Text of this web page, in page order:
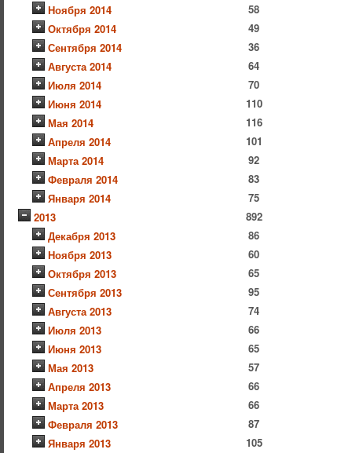
Ноября 2014
58
Октября 2014
49
Сентября 2014
36
Августа 2014
64
Июля 2014
70
Июня 2014
110
Мая 2014
116
Апреля 2014
101
Марта 2014
92
Февраля 2014
83
Января 2014
75
2013
892
Декабря 2013
86
Ноября 2013
60
Октября 2013
65
Сентября 2013
95
Августа 2013
74
Июля 2013
66
Июня 2013
65
Мая 2013
57
Апреля 2013
66
Марта 2013
66
Февраля 2013
87
Января 2013
105